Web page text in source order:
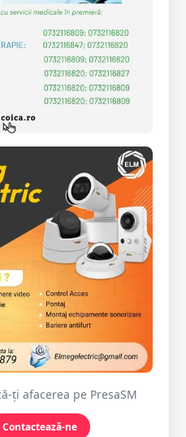
ți afacerea pe PresaSM
Contactează-ne